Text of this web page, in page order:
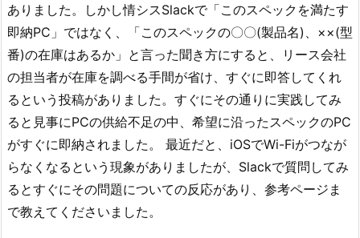
ありました。しかし情シスSlackで「このスペックを満たす
即納PC」ではなく、「このスペックの〇〇(製品名)、××(型
番)の在庫はあるか」と言った聞き方にすると、リース会社
の担当者が在庫を調べる手間が省け、すぐに即答してくれ
るという投稿がありました。すぐにその通りに実践してみ
ると見事にPCの供給不足の中、希望に沿ったスペックのPC
がすぐに即納されました。 最近だと、iOSでWi-Fiがつなが
らなくなるという現象がありましたが、Slackで質問してみ
るとすぐにその問題についての反応があり、参考ページま
で教えてくださいました。